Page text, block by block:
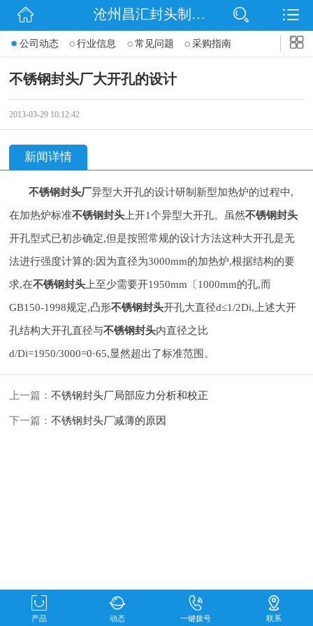
网站首页
沧州昌汇封头制造有限公司
公司动态 行业信息 常见问题 采购指南
不锈钢封头厂大开孔的设计
2013-03-29 10:12:42
新闻详情
不锈钢封头厂异型大开孔的设计研制新型加热炉的过程中,
在加热炉标准不锈钢封头 上开1个异型大开孔。虽然不锈钢封头
开孔型式已初步确定,但是按照常规的设计方法这种大开孔是无
法进行强度计算的:因为直径为3000mm的加热炉,根据结构的要
求,在不锈钢封头 上至少需要开1950mm〔1000mm的孔,而
GB150-1998规定,凸形不锈钢封头开孔大直径d≤1/2Di,上述大开
孔结构大开孔直径与不锈钢封头内直径之比
d/Di=1950/3000=0·65,显然超出了标准范围。
上一篇：不锈钢封头厂局部应力分析和校正
下一篇：不锈钢封头厂减薄的原因
产品 动态 一键拨号 联系